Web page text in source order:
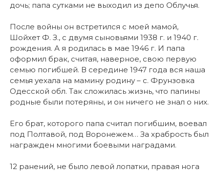
дочь; папа сутками не выходил из депо Облучья.
После войны он встретился с моей мамой,
Шойхет Ф. З., с двумя сыновьями 1938 г. и 1940 г.
рождения. А я родилась в мае 1946 г. И папа
оформил брак, считая, наверное, свою первую
семью погибшей. В середине 1947 года вся наша
семья уехала на мамину родину – с. Фрунзовка
Одесской обл. Так сложилась жизнь, что папины
родные были потеряны, и он ничего не знал о них.
Его брат, которого папа считал погибшим, воевал
под Полтавой, под Воронежем… За храбрость был
награжден многими боевыми наградами.
12 ранений, не было левой лопатки, правая нога